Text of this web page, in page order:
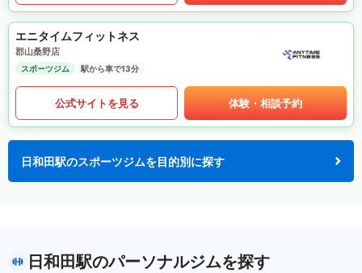
エニタイムフィットネス
郡山桑野店
スポーツジム 駅から車で13分
公式サイトを見る 体験・相談予約
日和田駅のスポーツジムを目的別に探す
日和田駅のパーソナルジムを探す